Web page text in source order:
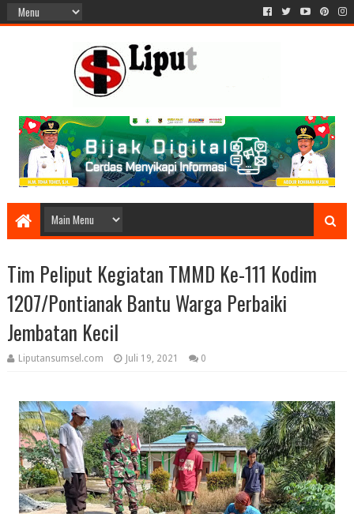
Tim Peliput Kegiatan TMMD Ke-111 Kodim
1207/Pontianak Bantu Warga Perbaiki
Jembatan Kecil
Liputansumsel.com Juli 19, 2021 0